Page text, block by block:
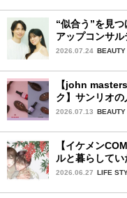
“似合う”を見
アップコンサル
2026.07.24 BEAUTY
【john
ク】サンリオ
ミ限定デザイ
2026.07.13 BEAUTY
【イケメン
ルと暮らして
2026.06.27 LIFE